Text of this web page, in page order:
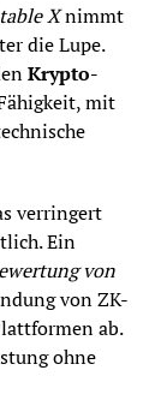
Xnimmt
die Lupe.
Krypto-
mit
verringert
Ein
von
von ZK-
ab.
ohne